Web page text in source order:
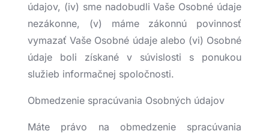
údajov, (iv) sme nadobudli Vaše Osobné údaje
nezákonne, (v) máme zákonnú povinnosť
vymazať Vaše Osobné údaje alebo (vi) Osobné
údaje boli získané v súvislosti s ponukou
služieb informačnej spoločnosti.
Obmedzenie spracúvania Osobných údajov
Máte právo na obmedzenie spracúvania